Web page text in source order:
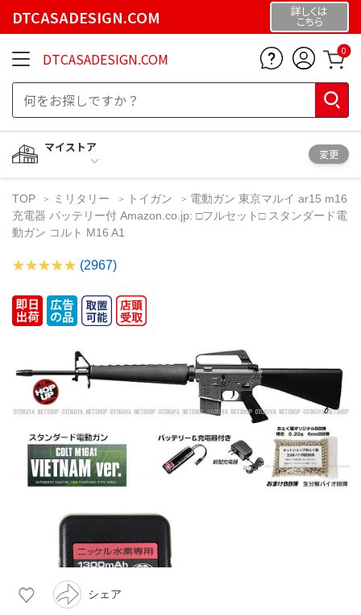
DTCASADESIGN.COM 詳しくは
こちら
DTCASADESIGN.COM 0
マイストア
変更
TOP ミリタリー トイガン
電動ガン 東京マルイ ar15 m16
充電器 バッテリー付 Amazon.co.jp: □フルセット□ スタンダード電
動ガン コルト M16 A1
(2967)
シェア